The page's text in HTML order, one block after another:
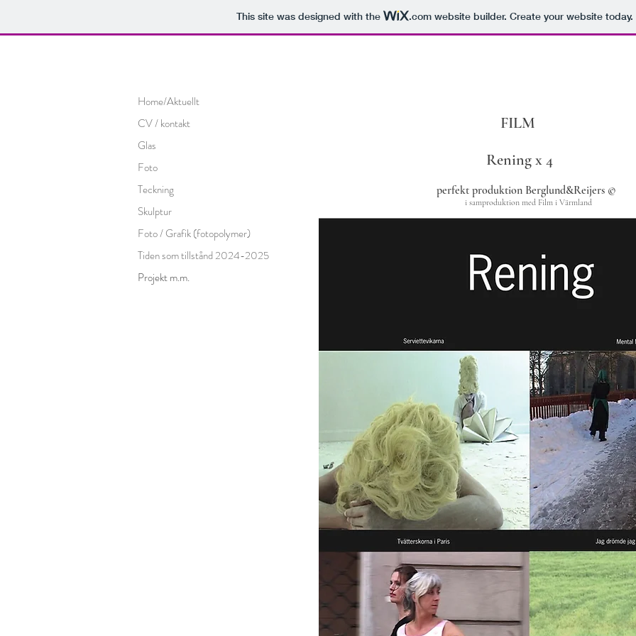
This site was designed with the .comwebsite builder. Create your website today.
FILM
Rening x 4
perfekt produktion Berglund&Reijers ©
i samproduktion med Film i Värmland
Home/Aktuellt
CV / kontakt
Glas
Foto
Teckning
Skulptur
Foto / Grafik (fotopolymer)
Tiden som tillstånd 2024-2025
Projekt m.m.